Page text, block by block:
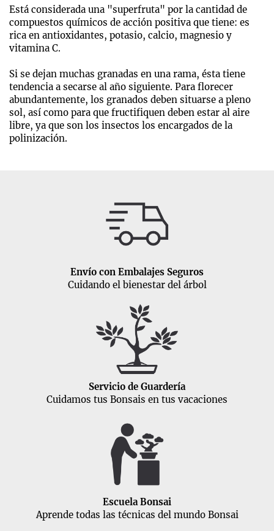
Está considerada una "superfruta" por la cantidad de
compuestos químicos de acción positiva que tiene: es
rica en antioxidantes, potasio, calcio, magnesio y
vitamina C.
Si se dejan muchas granadas en una rama, ésta tiene
tendencia a secarse al año siguiente. Para florecer
abundantemente, los granados deben situarse a pleno
sol, así como para que fructifiquen deben estar al aire
libre, ya que son los insectos los encargados de la
polinización.
Envío con Embalajes Seguros
Cuidando el bienestar del árbol
Servicio de Guardería
Cuidamos tus Bonsais en tus vacaciones
Escuela Bonsai
Aprende todas las técnicas del mundo Bonsai